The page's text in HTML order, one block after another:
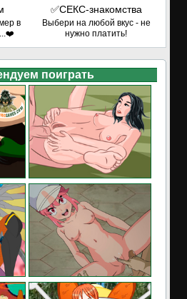
в
✅СЕКС-знакомства
Выбери на любой вкус - не
нужно платить!
поиграть